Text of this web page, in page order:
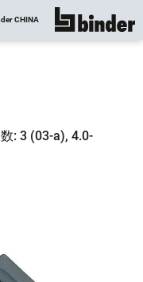
CHINA 显示所有
: 3 (03-a), 4.0-